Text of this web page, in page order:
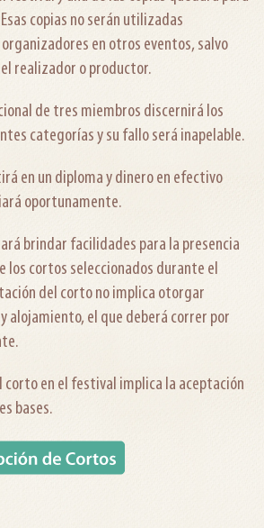
copias no serán utilizadas
en otros eventos, salvo
realizador o productor.
de tres miembros discernirá los
categorías y su fallo será inapelable.
en un diploma y dinero en efectivo
oportunamente.
brindar facilidades para la presencia
los cortos seleccionados durante el
del corto no implica otorgar
alojamiento, el que deberá correr por
corto en el festival implica la aceptación
bases.